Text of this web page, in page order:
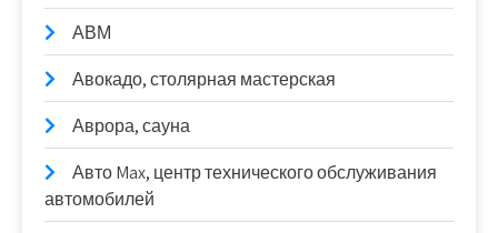
АВМ
Авокадо, столярная мастерская
Аврора, сауна
Авто Max, центр технического обслуживания
автомобилей